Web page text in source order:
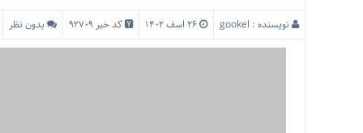
نویسنده : gookel کد خبر 92709 بدون نظر